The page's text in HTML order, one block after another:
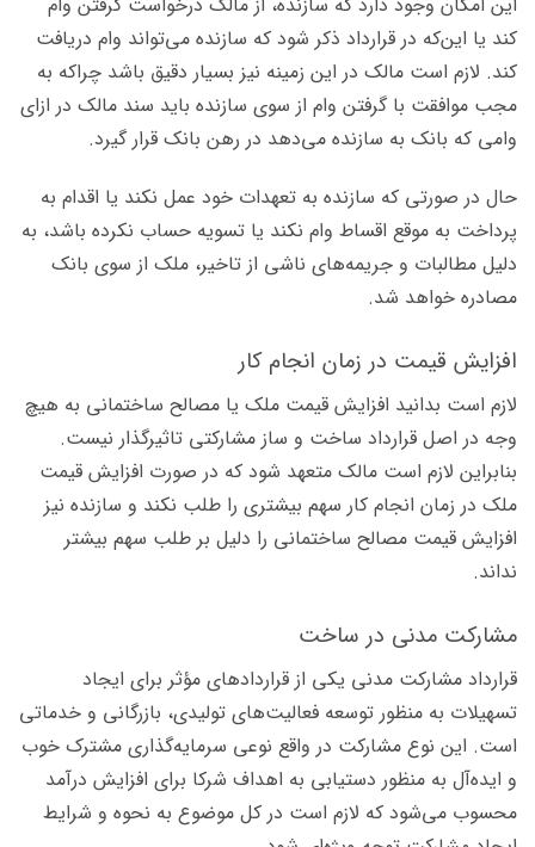
کند یا این‌که در قرارداد ذکر شود که سازنده می‌تواند وام دریافت
کند. لازم است مالک در این زمینه نیز بسیار دقیق باشد چراکه به
مجب موافقت با گرفتن وام از سوی سازنده باید سند مالک در ازای
وامی که بانک به سازنده می‌دهد در رهن بانک قرار گیرد.
حال در صورتی که سازنده به تعهدات خود عمل نکند یا اقدام به
پرداخت به موقع اقساط وام نکند یا تسویه حساب نکرده باشد، به
دلیل مطالبات و جریمه‌های ناشی از تاخیر، ملک از سوی بانک
مصادره خواهد شد.
افزایش قیمت در زمان انجام کار
لازم است بدانید افزایش قیمت ملک یا مصالح ساختمانی به هیچ
وجه در اصل قرارداد ساخت و ساز مشارکتی تاثیرگذار نیست.
بنابراین لازم است مالک متعهد شود که در صورت افزایش قیمت
ملک در زمان انجام کار سهم بیشتری را طلب نکند و سازنده نیز
افزایش قیمت مصالح ساختمانی را دلیل بر طلب سهم بیشتر
نداند.
مشارکت مدنی در ساخت
قرارداد مشارکت مدنی یکی از قراردادهای مؤثر برای ایجاد
تسهیلات به منظور توسعه فعالیت‌های تولیدی، بازرگانی و خدماتی
است. این نوع مشارکت در واقع نوعی سرمایه‌گذاری مشترک خوب
و ایده‌آل به منظور دستیابی به اهداف شرکا برای افزایش درآمد
محسوب می‌شود که لازم است در کل موضوع به نحوه و شرایط